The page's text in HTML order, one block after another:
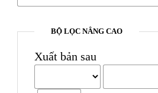
BỘ LỌC NÂNG CAO
Xuất bản sau